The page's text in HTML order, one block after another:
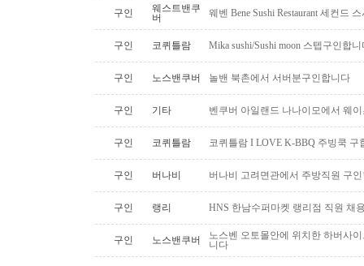
구인
웨스트밴쿠
버
웨벤 Bene Sushi Restaurant 세컨드
구인 코퀴틀람 Mika sushi/Sushi moon 스텝구인합
구인 노스밴쿠버 놀밴 북촌에서 서버분구인합니다
구인 기타 벤쿠버 아일랜드 나나이모에서 웨
구인 코퀴틀람 코퀴틀람 I LOVE K-BBQ 주빙쿡 구
구인 버나비 버나비 고려면관에서 주방직원 구
구인 랭리 HNS 한남수퍼마켓 랭리점 직원 채
구인 노스밴쿠버
노스벤 오토몰안에 위치한 하버사
니다